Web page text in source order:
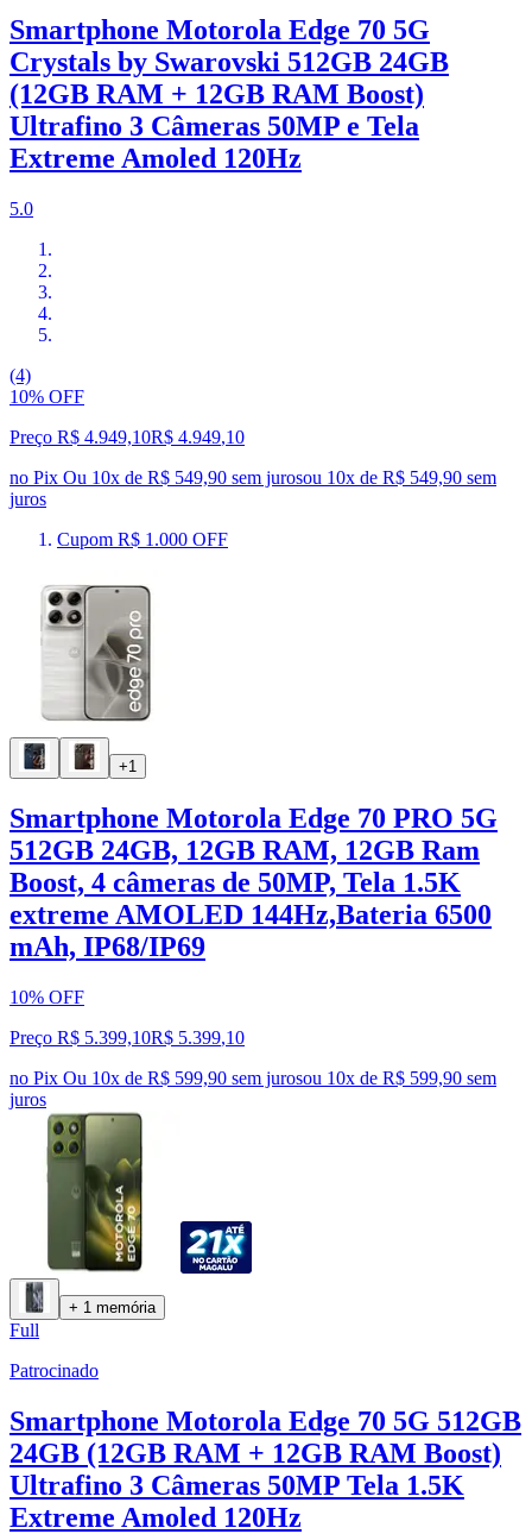
Smartphone Motorola Edge 70 5G
Crystals by Swarovski 512GB 24GB
(12GB RAM + 12GB RAM Boost)
Ultrafino 3 Câmeras 50MP e Tela
Extreme Amoled 120Hz
5.0
(4)
10% OFF
Preço R$ 4.949,10R$ 4.949,10
no Pix Ou 10x de R$ 549,90 sem jurosou 10x de R$ 549,90 sem
juros
Cupom R$ 1.000 OFF
+1
Smartphone Motorola Edge 70 PRO 5G
512GB 24GB, 12GB RAM, 12GB Ram
Boost, 4 câmeras de 50MP, Tela 1.5K
extreme AMOLED 144Hz,Bateria 6500
mAh, IP68/IP69
10% OFF
Preço R$ 5.399,10R$ 5.399,10
no Pix Ou 10x de R$ 599,90 sem jurosou 10x de R$ 599,90 sem
juros
+ 1 memória
Full
Patrocinado
Smartphone Motorola Edge 70 5G 512GB
24GB (12GB RAM + 12GB RAM Boost)
Ultrafino 3 Câmeras 50MP Tela 1.5K
Extreme Amoled 120Hz